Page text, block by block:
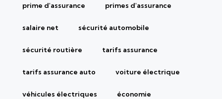
prime d'assurance primes d'assurance
salaire net sécurité automobile
sécurité routière tarifs assurance
tarifs assurance auto voiture électrique
véhicules électriques économie